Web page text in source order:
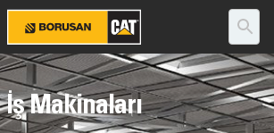
İş Makinaları